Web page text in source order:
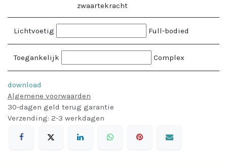
zwaartekracht
Lichtvoetig Full-bodied
Toegankelijk Complex
download
Algemene voorwaarden
30-dagen geld terug garantie
Verzending: 2-3 werkdagen